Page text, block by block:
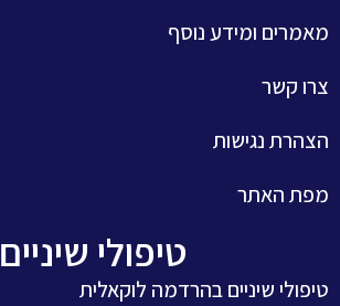
מאמרים ומידע נוסף
צרו קשר
הצהרת נגישות
מפת האתר
טיפולי שיניים
טיפולי שיניים בהרדמה לוקאלית